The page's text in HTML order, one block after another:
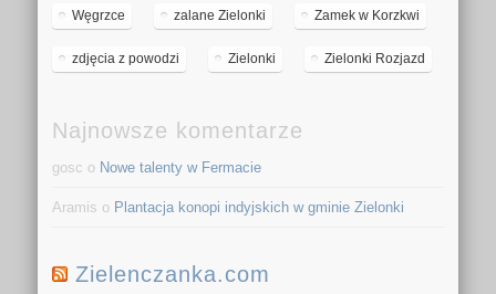
Węgrzce zalane Zielonki Zamek w Korzkwi
zdjęcia z powodzi Zielonki Zielonki Rozjazd
Najnowsze komentarze
gosc o Nowe talenty w Fermacie
Aramis o Plantacja konopi indyjskich w gminie Zielonki
Zielenczanka.com